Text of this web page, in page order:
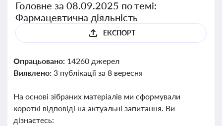
Головне за 08.09.2025 по темі:
Фармацевтична діяльність
ЕКСПОРТ
Опрацьовано: 14260 джерел
Виявлено: 3 публікації за 8 вересня
На основі зібраних матеріалів ми сформували
короткі відповіді на актуальні запитання. Ви
дізнаєтесь: